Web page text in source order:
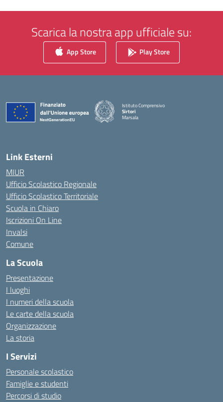
Scarica la nostra app ufficiale su:
App Store Play Store
Istituto Comprensivo
Sirtori
Marsala
Link Esterni
MIUR
Ufficio Scolastico Regionale
Ufficio Scolastico Territoriale
Scuola in Chiaro
Iscrizioni On Line
Invalsi
Comune
La Scuola
Presentazione
I luoghi
I numeri della scuola
Le carte della scuola
Organizzazione
La storia
I Servizi
Personale scolastico
Famiglie e studenti
Percorsi di studio